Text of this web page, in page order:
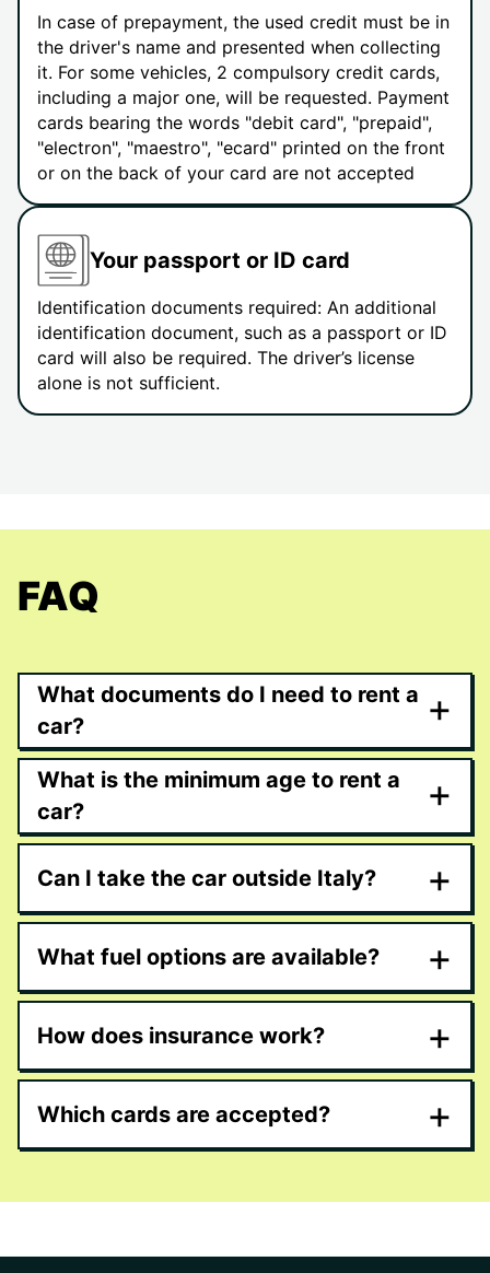
In case of prepayment, the used credit must be in
the driver's name and presented when collecting
it. For some vehicles, 2 compulsory credit cards,
including a major one, will be requested. Payment
cards bearing the words "debit card", "prepaid",
"electron", "maestro", "ecard" printed on the front
or on the back of your card are not accepted
Your passport or ID card
Identification documents required: An additional
identification document, such as a passport or ID
card will also be required. The driver’s license
alone is not sufficient.
FAQ
What documents do I need to rent a
car?
+
What is the minimum age to rent a
car?
+
Can I take the car outside Italy? +
What fuel options are available? +
How does insurance work? +
Which cards are accepted? +